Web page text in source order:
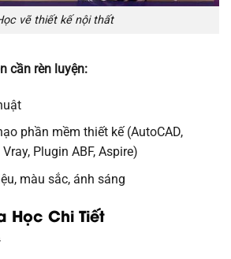
vẽ thiết kế nội thất
cần rèn luyện:
phần mềm thiết kế (AutoCAD,
Plugin ABF, Aspire)
màu sắc, ánh sáng
Học Chi Tiết